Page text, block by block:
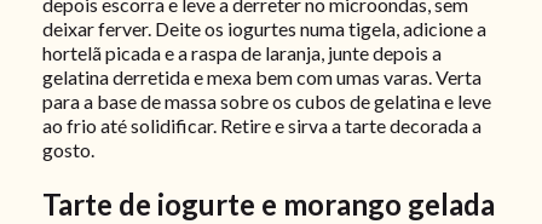
depois escorra e leve a derreter no microondas, sem
deixar ferver. Deite os iogurtes numa tigela, adicione a
hortelã picada e a raspa de laranja, junte depois a
gelatina derretida e mexa bem com umas varas. Verta
para a base de massa sobre os cubos de gelatina e leve
ao frio até solidificar. Retire e sirva a tarte decorada a
gosto.
Tarte de iogurte e morango gelada